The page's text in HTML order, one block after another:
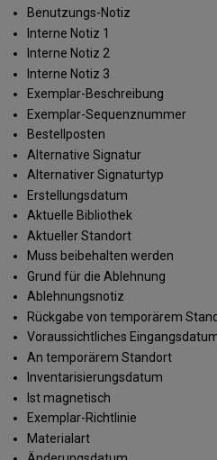
Benutzungs-Notiz
Interne Notiz 1
Interne Notiz 2
Interne Notiz 3
Exemplar-Beschreibung
Exemplar-Sequenznummer
Bestellposten
Alternative Signatur
Alternativer Signaturtyp
Erstellungsdatum
Aktuelle Bibliothek
Aktueller Standort
Muss beibehalten werden
Grund für die Ablehnung
Ablehnungsnotiz
Rückgabe von temporärem
Voraussichtliches
An temporärem Standort
Inventarisierungsdatum
Ist magnetisch
Exemplar-Richtlinie
Materialart